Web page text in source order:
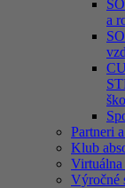
a
Partneri
Klub
Virtuálna
Výročné